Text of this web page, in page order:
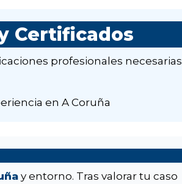
Certificados
profesionales necesarias
en A Coruña
y entorno. Tras valorar tu caso